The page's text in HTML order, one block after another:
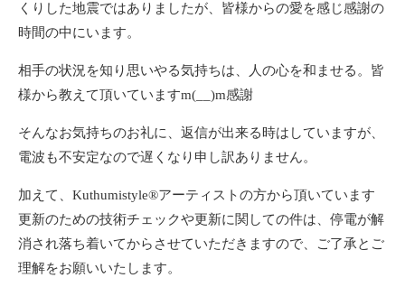
くりした地震ではありましたが、皆様からの愛を感じ感謝の
時間の中にいます。
相手の状況を知り思いやる気持ちは、人の心を和ませる。皆
様から教えて頂いていますm(__)m感謝
そんなお気持ちのお礼に、返信が出来る時はしていますが、
電波も不安定なので遅くなり申し訳ありません。
加えて、Kuthumistyle®️アーティストの方から頂いています
更新のための技術チェックや更新に関しての件は、停電が解
消され落ち着いてからさせていただきますので、ご了承とご
理解をお願いいたします。